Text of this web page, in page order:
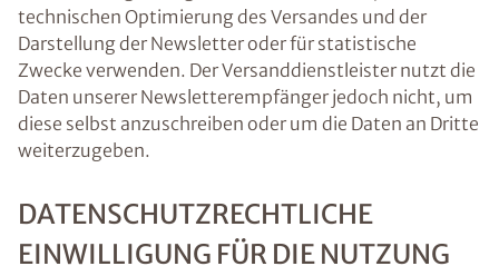
technischen Optimierung des Versandes und der
Darstellung der Newsletter oder für statistische
Zwecke verwenden. Der Versanddienstleister nutzt die
Daten unserer Newsletterempfänger jedoch nicht, um
diese selbst anzuschreiben oder um die Daten an Dritte
weiterzugeben.
DATENSCHUTZRECHTLICHE
EINWILLIGUNG FÜR DIE NUTZUNG